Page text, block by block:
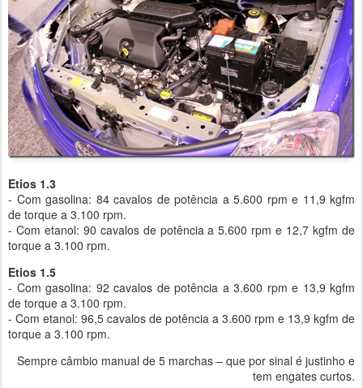
Etios 1.3
- Com gasolina: 84 cavalos de potência a 5.600 rpm e 11,9 kgfm
de torque a 3.100 rpm.
- Com etanol: 90 cavalos de potência a 5.600 rpm e 12,7 kgfm de
torque a 3.100 rpm.
Etios 1.5
- Com gasolina: 92 cavalos de potência a 3.600 rpm e 13,9 kgfm
de torque a 3.100 rpm.
- Com etanol: 96,5 cavalos de potência a 3.600 rpm e 13,9 kgfm de
torque a 3.100 rpm.
Sempre câmbio manual de 5 marchas – que por sinal é justinho e
tem engates curtos.